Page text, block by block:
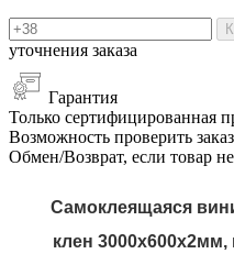
уточнения заказа
Гарантия
Только сертифицированная
Возможность проверить
Обмен/Возврат, если товар
Самоклеящаяся
клен 3000х600х2мм,